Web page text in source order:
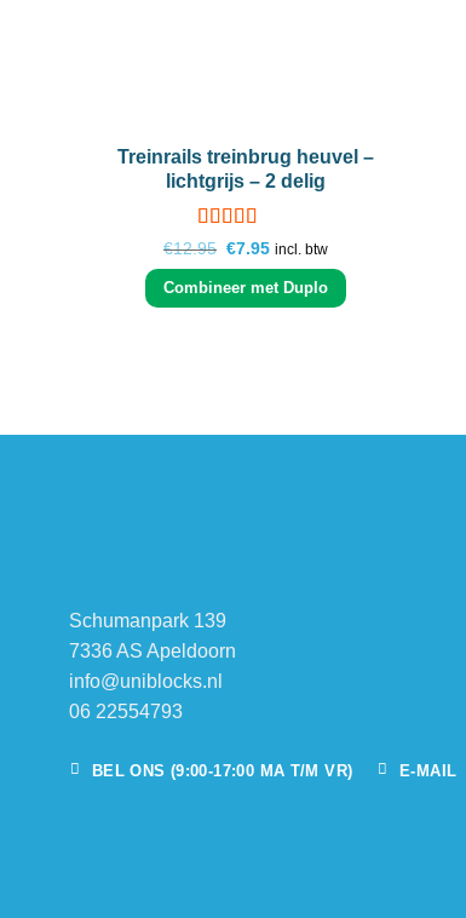
Treinrails treinbrug heuvel –
lichtgrijs – 2 delig
Gewaardeerd
4uit 5
€12.95 Oorspronkelijke
prijs
was:
€12.95.
€7.95Huidige
prijs
is:
€7.95.
incl. btw
Combineer met Duplo
Schumanpark 139
7336 AS Apeldoorn
info@uniblocks.nl
06 22554793
BEL ONS (9:00-17:00 MA T/M VR) E-MAIL